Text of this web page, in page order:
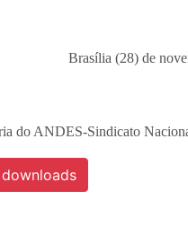
Brasília (28) de
do ANDES-Sindicato